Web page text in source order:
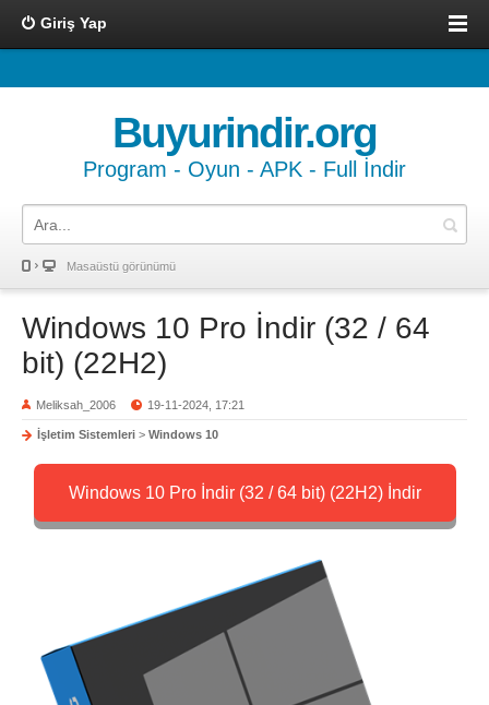
Giriş Yap
Buyurindir.org
Program - Oyun - APK - Full İndir
Masaüstü görünümü
Windows 10 Pro İndir (32 / 64
bit) (22H2)
Meliksah_2006 19-11-2024, 17:21
İşletim Sistemleri > Windows 10
Windows 10 Pro İndir (32 / 64 bit) (22H2) İndir